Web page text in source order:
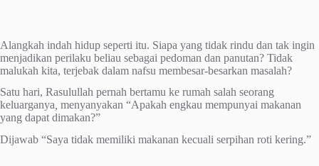
Alangkah indah hidup seperti itu. Siapa yang tidak rindu dan tak ingin
menjadikan perilaku beliau sebagai pedoman dan panutan? Tidak
malukah kita, terjebak dalam nafsu membesar-besarkan masalah?
Satu hari, Rasulullah pernah bertamu ke rumah salah seorang
keluarganya menyanyakan “Apakah engkau mempunyai makanan
yang dapat dimakan?”
Dijawab “Saya tidak memiliki makanan kecuali serpihan roti kering.”